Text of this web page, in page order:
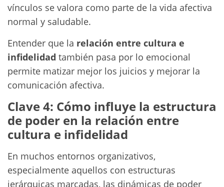
vínculos se valora como parte de la vida afectiva
normal y saludable.
Entender que la relación entre cultura e
infidelidad también pasa por lo emocional
permite matizar mejor los juicios y mejorar la
comunicación afectiva.
Clave 4: Cómo influye la estructura
de poder en la relación entre
cultura e infidelidad
En muchos entornos organizativos,
especialmente aquellos con estructuras
jerárquicas marcadas, las dinámicas de poder